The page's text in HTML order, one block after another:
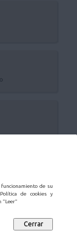
de su
de cookies y
"Leer"